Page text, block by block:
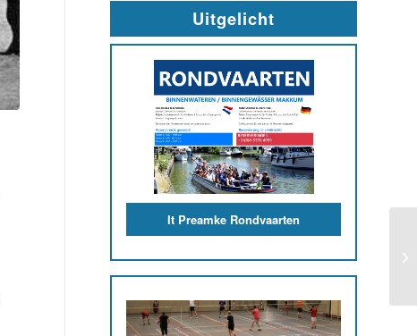
Uitgelicht
It Preamke Rondvaarten